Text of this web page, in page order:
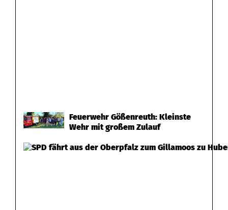
Feuerwehr Gößenreuth: Kleinste
Wehr mit großem Zulauf